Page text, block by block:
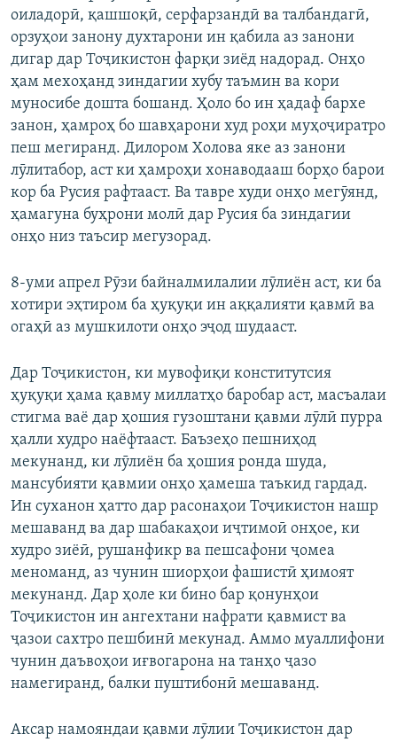
оиладорӣ, қашшоқӣ, серфарзандӣ ва талбандагӣ,
орзуҳои занону духтарони ин қабила аз занони
дигар дар Тоҷикистон фарқи зиёд надорад. Онҳо
ҳам мехоҳанд зиндагии хубу таъмин ва кори
муносибе дошта бошанд. Ҳоло бо ин ҳадаф бархе
занон, ҳамроҳ бо шавҳарони худ роҳи муҳоҷиратро
пеш мегиранд. ​Дилором Холова яке аз занони
лӯлитабор, аст ки ҳамроҳи хонаводааш борҳо барои
кор ба Русия рафтааст. Ва тавре худи онҳо мегӯянд,
ҳамагуна буҳрони молӣ дар Русия ба зиндагии
онҳо низ таъсир мегузорад.
8-уми апрел Рӯзи байналмилалии лӯлиён аст, ки ба
хотири эҳтиром ба ҳуқуқи ин аққалияти қавмӣ ва
огаҳӣ аз мушкилоти онҳо эҷод шудааст.
Дар Тоҷикистон, ки мувофиқи конститутсия
ҳуқуқи ҳама қавму миллатҳо баробар аст, масъалаи
стигма ваё дар ҳошия гузоштани қавми лӯлӣ пурра
ҳалли худро наёфтааст. Баъзеҳо пешниҳод
мекунанд, ки лӯлиён ба ҳошия ронда шуда,
мансубияти қавмии онҳо ҳамеша таъкид гардад.
Ин суханон ҳатто дар расонаҳои Тоҷикистон нашр
мешаванд ва дар шабакаҳои иҷтимоӣ онҳое, ки
худро зиёӣ, рушанфикр ва пешсафони ҷомеа
меноманд, аз чунин шиорҳои фашистӣ ҳимоят
мекунанд. Дар ҳоле ки бино бар қонунҳои
Тоҷикистон ин ангехтани нафрати қавмист ва
ҷазои сахтро пешбинӣ мекунад. Аммо муаллифони
чунин даъвоҳои иғвогарона на танҳо ҷазо
намегиранд, балки пуштибонӣ мешаванд.
Аксар намояндаи қавми лӯлии Тоҷикистон дар